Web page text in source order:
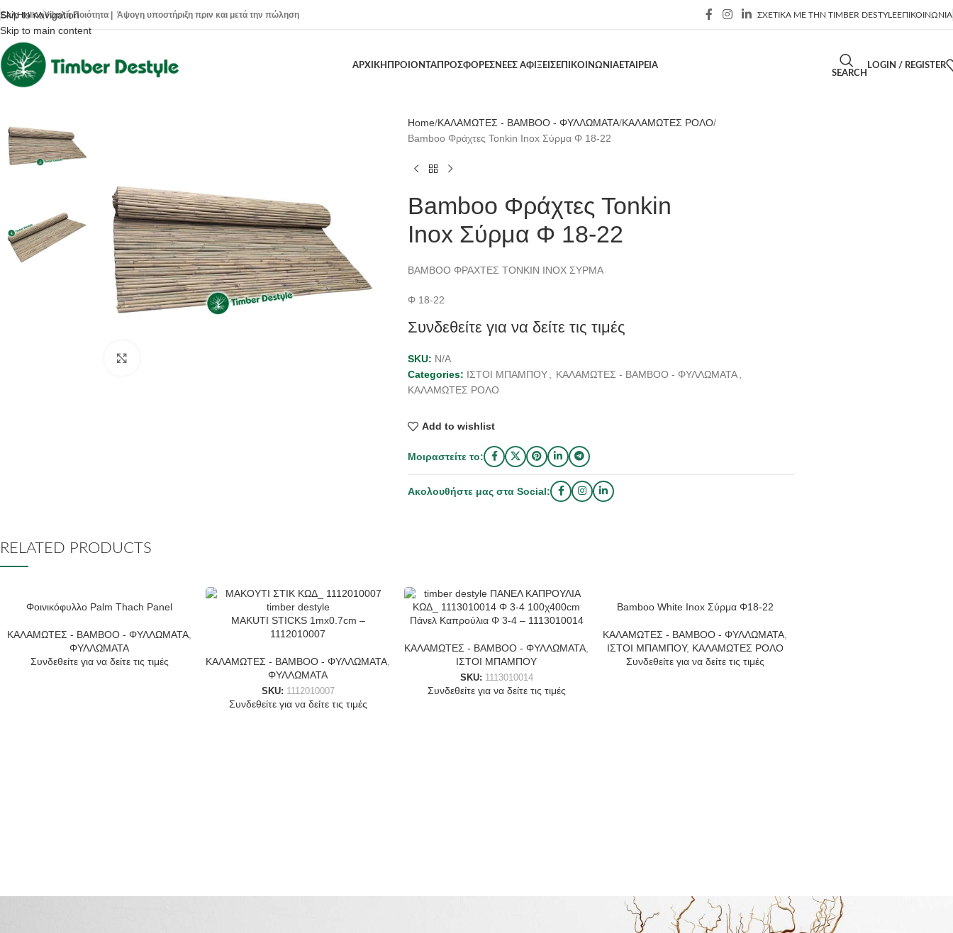
Skip to navigation
Skip to main content
ΕΛΛΗΝΙΚΆΥψηλή Ποιότητα | Άψογη υποστήριξη πριν και μετά την πώληση ΣΧΕΤΙΚΑ ΜΕ ΤΗΝ TIMBER DESTYLEΕΠΙΚΟΙΝΩΝΙΑ
ΑΡΧΙΚΗ ΠΡΟΙΟΝΤΑ ΠΡΟΣΦΟΡΕΣΝΕΕΣ ΑΦΙΞΕΙΣΕΠΙΚΟΙΝΩΝΙΑΕΤΑΙΡΕΙΑ
SEARCH
LOGIN / REGISTER
Home ΚΑΛΑΜΩΤΕΣ - BAMBOO - ΦΥΛΛΩΜΑΤΑ ΚΑΛΑΜΩΤΕΣ ΡΟΛΟ
Βamboo Φράχτες Tonkin Inox Σύρμα Φ 18-22
Βamboo Φράχτες Tonkin
Inox Σύρμα Φ 18-22
ΒΑΜΒΟΟ ΦΡΑΧΤΕΣ TONKIN INOΧ ΣΥΡΜΑ
Φ 18-22
Συνδεθείτε για να δείτε τις τιμές
SKU: N/A
Categories: ΙΣΤΟΙ ΜΠΑΜΠΟΥ ΚΑΛΑΜΩΤΕΣ - BAMBOO - ΦΥΛΛΩΜΑΤΑ
ΚΑΛΑΜΩΤΕΣ ΡΟΛΟ
Add to wishlist
Μοιραστείτε το:
Ακολουθήστε μας στα Social:
RELATED PRODUCTS
Φοινικόφυλλο Palm Thach Panel
ΚΑΛΑΜΩΤΕΣ - BAMBOO - ΦΥΛΛΩΜΑΤΑ
ΦΥΛΛΩΜΑΤΑ
Συνδεθείτε για να δείτε τις τιμές
MAKUTI STICKS 1mx0.7cm –
1112010007
ΚΑΛΑΜΩΤΕΣ - BAMBOO - ΦΥΛΛΩΜΑΤΑ
ΦΥΛΛΩΜΑΤΑ
SKU: 1112010007
Συνδεθείτε για να δείτε τις τιμές
Πάνελ Καπρούλια Φ 3-4 – 1113010014
ΚΑΛΑΜΩΤΕΣ - BAMBOO - ΦΥΛΛΩΜΑΤΑ
ΙΣΤΟΙ ΜΠΑΜΠΟΥ
SKU: 1113010014
Συνδεθείτε για να δείτε τις τιμές
Βamboo White Inox Σύρμα Φ18-22
ΚΑΛΑΜΩΤΕΣ - BAMBOO - ΦΥΛΛΩΜΑΤΑ
ΙΣΤΟΙ ΜΠΑΜΠΟΥ, ΚΑΛΑΜΩΤΕΣ ΡΟΛΟ
Συνδεθείτε για να δείτε τις τιμές